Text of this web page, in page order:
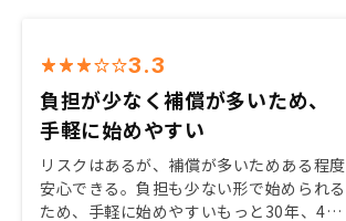
3.3
負担が少なく補償が多いため、
手軽に始めやすい
リスクはあるが、補償が多いためある程度
安心できる。負担も少ない形で始められる
ため、手軽に始めやすいもっと30年、40